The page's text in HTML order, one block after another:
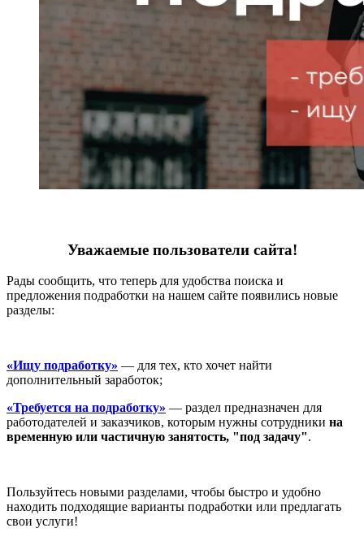
Уважаемые пользователи сайта!
Рады сообщить, что теперь для удобства поиска и
предложения подработки на нашем сайте появились новые
разделы:
«Ищу подработку» — для тех, кто хочет найти
дополнительный заработок;
«Требуется на подработку» — раздел предназначен для
работодателей и заказчиков, которым нужны сотрудники на
временную или частичную занятость, "под задачу".
Пользуйтесь новыми разделами, чтобы быстро и удобно
находить подходящие варианты подработки или предлагать
свои услуги!